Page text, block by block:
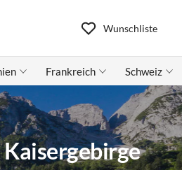
Wunschliste
Frankreich Schweiz
Kaisergebirge